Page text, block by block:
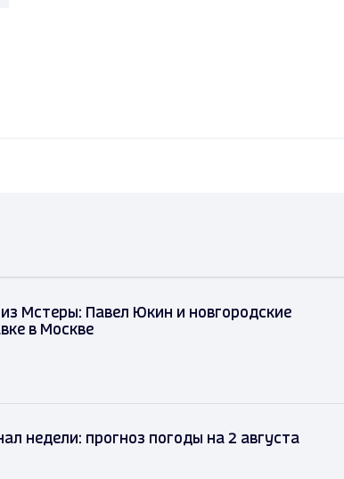
Мстеры: Павел Юкин и новгородские
в Москве
недели: прогноз погоды на 2 августа